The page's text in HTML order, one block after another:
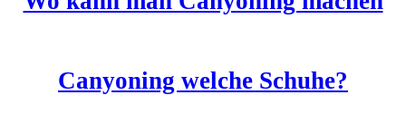
Canyoning welche Schuhe?